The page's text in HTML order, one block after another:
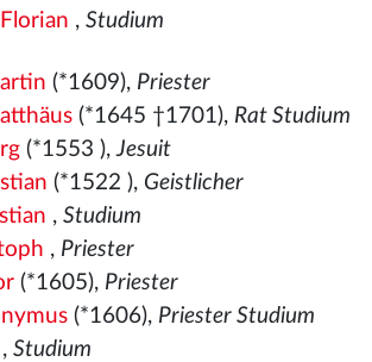
, Studium
(*1609), Priester
(*1645 †1701), Rat Studium
(*1553 ),Jesuit
(*1522 ), Geistlicher
, Studium
, Priester
(*1605), Priester
(*1606), Priester Studium
Studium